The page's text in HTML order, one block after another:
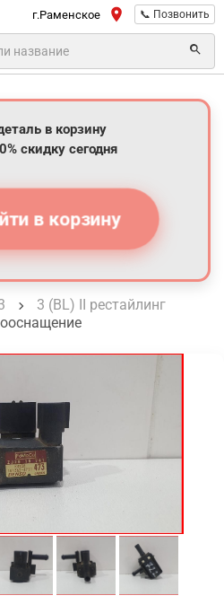
г.Раменское 📞 Позвонить
в корзину
скидку сегодня
в корзину
3 (BL) II рестайлинг